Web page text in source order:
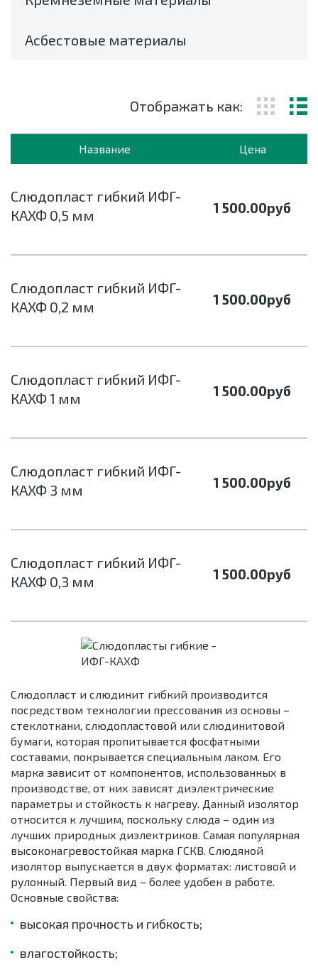
Отображать как:
Название Цена
Cлюдопласт гибкий ИФГ-
КАХФ 0,5 мм
1 500.00руб
Cлюдопласт гибкий ИФГ-
КАХФ 0,2 мм
1 500.00руб
Cлюдопласт гибкий ИФГ-
КАХФ 1 мм
1 500.00руб
Cлюдопласт гибкий ИФГ-
КАХФ 3 мм
1 500.00руб
Cлюдопласт гибкий ИФГ-
КАХФ 0,3 мм
1 500.00руб
Асбестовые материалы
Слюдопласт и слюдинит гибкий производится
посредством технологии прессования из основы –
стеклоткани, слюдопластовой или слюдинитовой
бумаги, которая пропитывается фосфатными
составами, покрывается специальным лаком. Его
марка зависит от компонентов, использованных в
производстве, от них зависят диэлектрические
параметры и стойкость к нагреву. Данный изолятор
относится к лучшим, поскольку слюда – один из
лучших природных диэлектриков. Самая популярная
высоконагревостойкая марка ГСКВ. Слюдяной
изолятор выпускается в двух форматах: листовой и
рулонный. Первый вид – более удобен в работе.
Основные свойства:
высокая прочность и гибкость;
влагостойкость;